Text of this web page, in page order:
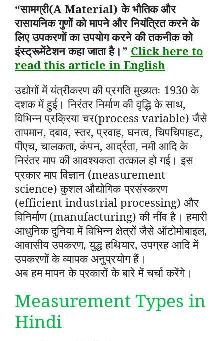
“सामग्री(A Material) के भौतिक और
रासायनिक गुणों को मापने और नियंत्रित करने के
लिए उपकरणों का उपयोग करने की तकनीक को
इंस्ट्रूमेंटेशन कहा जाता है।” Click here to
read this article in English
उद्योगों में यंत्रीकरण की प्रगति मुख्यतः 1930 के
दशक में हुई। निरंतर निर्माण की वृद्धि के साथ,
विभिन्न प्रक्रिया चर(process variable) जैसे
तापमान, दबाव, स्तर, प्रवाह, घनत्व, चिपचिपाहट,
पीएच, चालकता, कंपन, आर्द्रता, नमी आदि के
निरंतर माप की आवश्यकता तत्काल हो गई। इस
प्रकार माप विज्ञान (measurement
science) कुशल औद्योगिक प्रसंस्करण
(efficient industrial processing) और
विनिर्माण (manufacturing) की नींव है। हमारी
आधुनिक दुनिया में विभिन्न क्षेत्रों जैसे ऑटोमोबाइल,
आवासीय उपकरण, युद्ध हथियार, उपग्रह आदि में
उपकरणों के व्यापक अनुप्रयोग हैं।
अब हम मापन के प्रकारों के बारे में चर्चा करेंगे।
Measurement Types in
Hindi